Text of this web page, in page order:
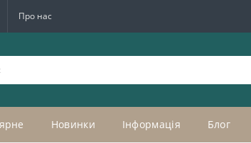
Про нас
Новинки Інформація Блог